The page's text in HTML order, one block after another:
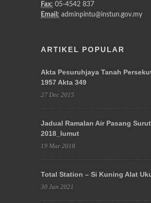
Fax: 05-4542 837
Email: adminpintu@instun.gov.my
ARTIKEL POPULAR
Akta Pesuruhjaya Tanah
1957 Akta 349
27 Dec 2015
Jadual Ramalan Air Pasang Surut
2018_lumut
19 Mar 2018
Total Station – Si Kuning Alat
30 Jun 2021